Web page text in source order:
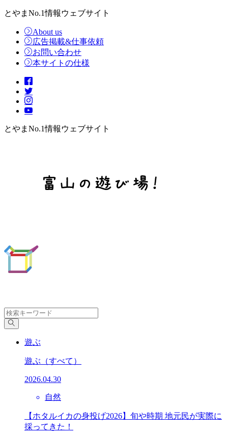
とやまNo.1情報ウェブサイト
About us
広告掲載&仕事依頼
お問い合わせ
本サイトの仕様
とやまNo.1情報ウェブサイト
遊ぶ
遊ぶ （すべて）
2026.04.30
自然
【ホタルイカの身投げ2026】旬や時期 地元民が実際に
採ってきた！